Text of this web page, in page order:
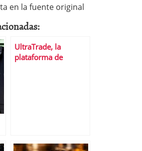
en la fuente original
UltraTrade, la
plataforma de